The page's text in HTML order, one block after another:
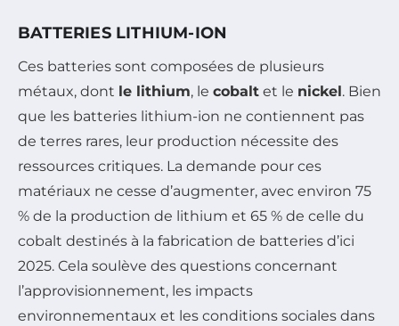
BATTERIES LITHIUM-ION
Ces batteries sont composées de plusieurs
métaux, dont le lithium, le cobalt et le nickel. Bien
que les batteries lithium-ion ne contiennent pas
de terres rares, leur production nécessite des
ressources critiques. La demande pour ces
matériaux ne cesse d’augmenter, avec environ 75
% de la production de lithium et 65 % de celle du
cobalt destinés à la fabrication de batteries d’ici
2025. Cela soulève des questions concernant
l’approvisionnement, les impacts
environnementaux et les conditions sociales dans